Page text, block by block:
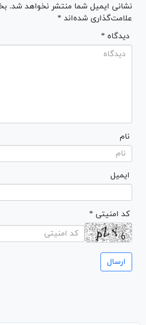
نشانی ایمیل شما منتشر نخواهد شد.
علامت‌گذاری شده‌اند *
* دیدگاه
نام
ایمیل
* کد امنیتی